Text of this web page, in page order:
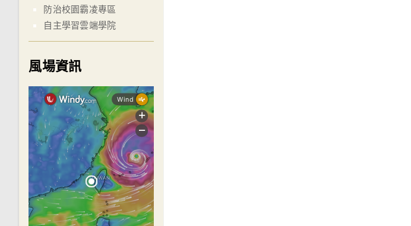
防治校園霸凌專區
自主學習雲端學院
風場資訊